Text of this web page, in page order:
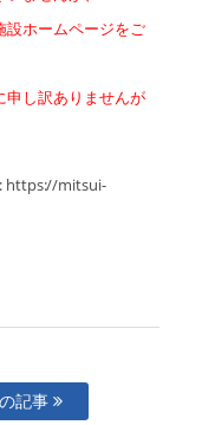
設ホームページをご
申し訳ありませんが
https://mitsui-
記事